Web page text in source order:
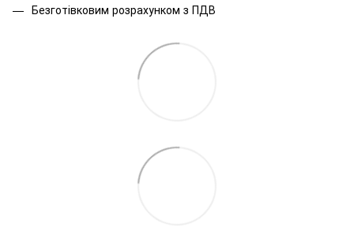
Безготівковим розрахунком з ПДВ